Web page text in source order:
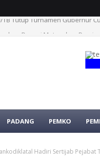
Bungai Matangkan
PADANG PEMKO
Hadiri Sertijab Pejabat